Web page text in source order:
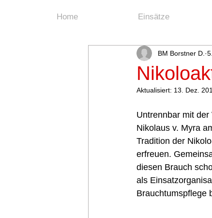
Home Einsätze
BM Borstner D.
Aktualisiert: 13. Dez.
Untrennbar mit
Nikolaus v. Myra
Tradition der
erfreuen.
diesen Brauch
als
Brauchtumspflege